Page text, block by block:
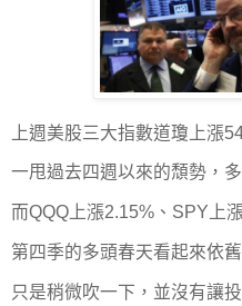
上週美股三大指數道瓊上漲
一甩過去四週以來的頹勢，
而QQQ上漲2.15%、SPY上
第四季的多頭春天看起來依
只是稍微吹一下，並沒有讓